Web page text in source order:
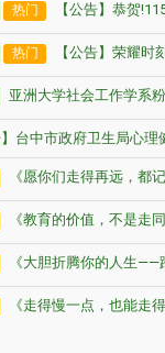
热门 【公告】恭贺
热门 【公告】荣耀时
亚洲大学社会工作学系
】台中市政府卫生局心
《愿你们走得再远，都
《教育的价值，不是走
《大胆折腾你的人生——
《走得慢一点，也能走